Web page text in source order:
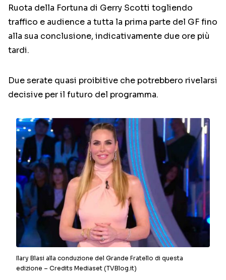
Ruota della Fortuna di Gerry Scotti togliendo
traffico e audience a tutta la prima parte del GF fino
alla sua conclusione, indicativamente due ore più
tardi.
Due serate quasi proibitive che potrebbero rivelarsi
decisive per il futuro del programma.
Ilary Blasi alla conduzione del Grande Fratello di questa
edizione – Credits Mediaset (TVBlog.it)